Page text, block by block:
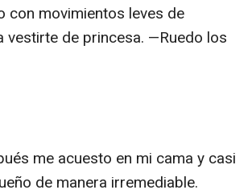
con movimientos leves de
vestirte de princesa. —Ruedo los
me acuesto en mi cama y casi
de manera irremediable.